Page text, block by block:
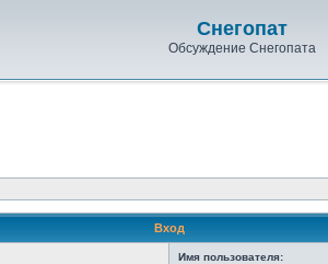
Снегопат
Обсуждение Снегопата
Вход
Имя пользователя: